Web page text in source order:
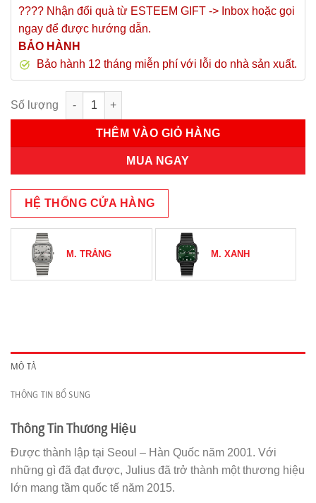
???? Nhận đổi quà từ ESTEEM GIFT -> Inbox hoặc gọi
ngay để được hướng dẫn.
BẢO HÀNH
Bảo hành 12 tháng miễn phí với lỗi do nhà sản xuất.
Đồng Hồ Nam JAH-141D Julius Hàn Quốc (Đen) số lượng
THÊM VÀO GIỎ HÀNG
MUA NGAY
HỆ THỐNG CỬA HÀNG
M. TRẮNG M. XANH
MÔ TẢ
THÔNG TIN BỔ SUNG
Thông Tin Thương Hiệu
Được thành lập tại Seoul – Hàn Quốc năm 2001. Với
những gì đã đạt được, Julius đã trở thành một thương hiệu
lớn mang tầm quốc tế năm 2015.